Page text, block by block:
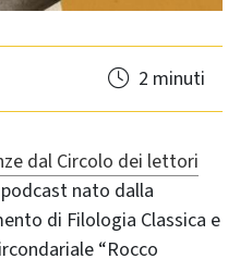
2 minuti
nato dalla
di Filologia Classica e
“Rocco